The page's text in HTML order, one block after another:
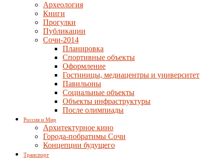
Археология
Книги
Прогулки
Публикации
Сочи-2014
Планировка
Спортивные объекты
Оформление
Гостиницы, медиацентры и университет
Павильоны
Социальные объекты
Объекты инфраструктуры
После олимпиады
Россия и Мир
Архитектурное кино
Города-побратимы Сочи
Концепции будущего
Транспорт